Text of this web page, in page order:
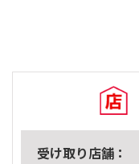
受け取り店舗：